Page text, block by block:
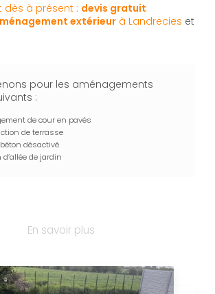
dès à présent : devis gratuit
extérieur à Landrecies et
pour les aménagements
:
de cour en pavés
de terrasse
béton désactivé
de jardin
En savoir plus